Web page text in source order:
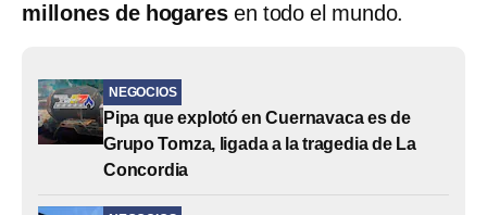
millones de hogaresen todo el mundo.
NEGOCIOS
Pipa que explotó en Cuernavaca es de
Grupo Tomza, ligada a la tragedia de La
Concordia